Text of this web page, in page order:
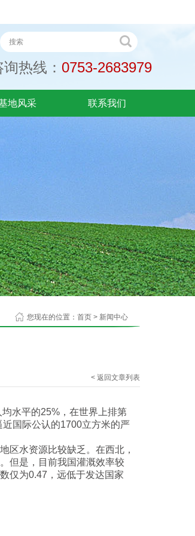
询热线： 0753-2683979
地风采 联系我们
您现在的位置： 首页 > 新闻中心
< 返回文章列表
水平的25%，在世界上排第
国际公认的1700立方米的严
水资源比较缺乏。在西北，
但是，目前我国灌溉效率较
仅为0.47，远低于发达国家